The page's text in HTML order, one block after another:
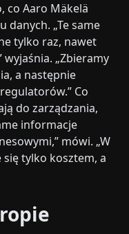
co Aaro Mäkelä
danych. „Te same
tylko raz, nawet
„Zbieramy
a następnie
Co
do zarządzania,
informacje
mówi. „W
tylko kosztem, a